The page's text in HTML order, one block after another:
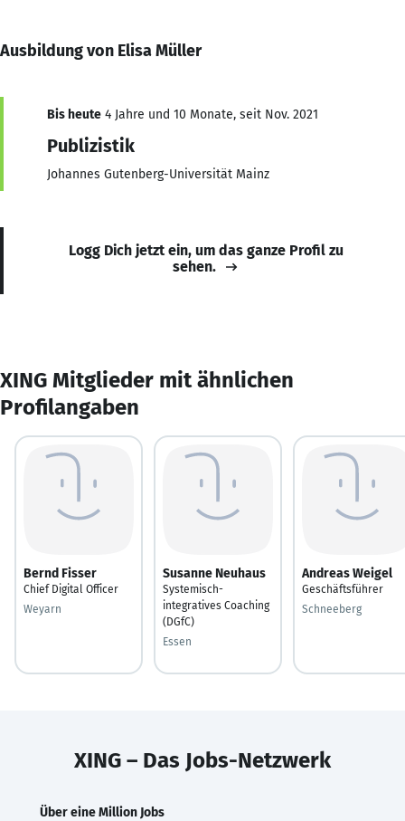
Ausbildung von Elisa Müller
Bis heute 4 Jahre und 10 Monate, seit Nov. 2021
Publizistik
Johannes Gutenberg-Universität Mainz
Logg Dich jetzt ein, um das ganze Profil zu
sehen.
XING Mitglieder mit ähnlichen
Profilangaben
Bernd Fisser
Chief Digital Officer
Weyarn
Susanne Neuhaus
Systemisch-
integratives Coaching
(DGfC)
Essen
Andreas Weigel
Geschäftsführer
Schneeberg
XING – Das Jobs-Netzwerk
Über eine Million Jobs